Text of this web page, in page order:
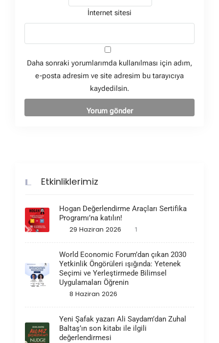
İnternet sitesi
Daha sonraki yorumlarımda kullanılması için adım,
e-posta adresim ve site adresim bu tarayıcıya
kaydedilsin.
Etkinliklerimiz
Hogan Değerlendirme Araçları Sertifika
Programı’na katılın!
29 Haziran 2026 1
World Economic Forum’dan çıkan 2030
Yetkinlik Öngörüleri ışığında: Yetenek
Seçimi ve Yerleştirmede Bilimsel
Uygulamaları Öğrenin
8 Haziran 2026
Yeni Şafak yazarı Ali Saydam’dan Zuhal
Baltaş’ın son kitabı ile ilgili
değerlendirmesi